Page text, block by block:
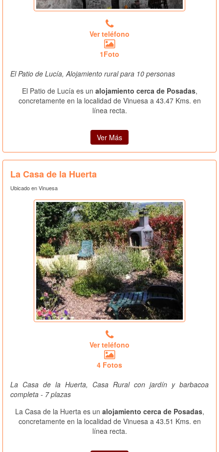
Ver teléfono
1Foto
El Patio de Lucía, Alojamiento rural para 10 personas
El Patio de Lucía es un alojamiento cerca de Posadas,
concretamente en la localidad de Vinuesa a 43.47 Kms. en
línea recta.
Ver Más
La Casa de la Huerta
Ubicado en Vinuesa
Ver teléfono
4 Fotos
La Casa de la Huerta, Casa Rural con jardín y barbacoa
completa - 7 plazas
La Casa de la Huerta es un alojamiento cerca de Posadas,
concretamente en la localidad de Vinuesa a 43.51 Kms. en
línea recta.